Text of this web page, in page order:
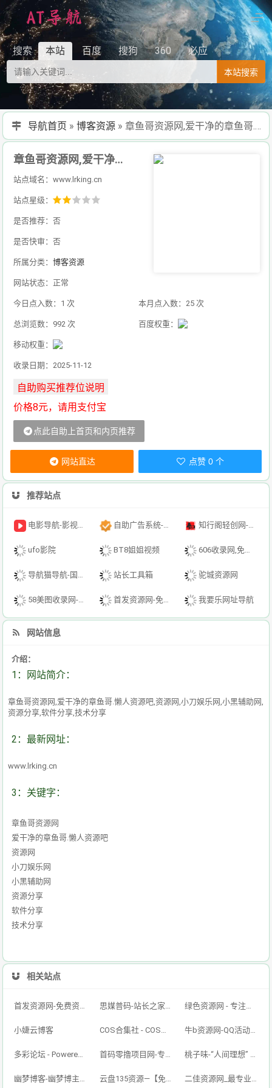
搜索 本站 百度 搜狗 360 必应
本站搜索
导航首页 » 博客资源» 章鱼哥资源网,爱干净的章鱼哥.懒人资源吧,资源网,小刀娱乐网,小黑辅助网,资源分享,软件分享,技术分享
章鱼哥资源网,爱干净的章鱼哥.懒人资源吧,资源网,小刀娱乐网,小黑辅助网,资源分享,软件分享,技术分享
站点域名：www.lrking.cn
站点星级：
是否推荐：否
是否快审：否
所属分类： 博客资源
网站状态：正常
今日点入数：1 次 本月点入数：25 次
总浏览数：992 次 百度权重：
移动权重：
收录日期：2025-11-12
价格8元，请用支付宝
点此自助上首页和内页推荐
网站直达 点赞 0 个
推荐站点
电影导航-影视导航-电影搜索-影视搜索-电影站收录 自助广告系统-自助广告源码-自助投放广告插件 知行阁轻创网-分享网络赚钱项目-全网首发副业项目实操平台-副业创业项目网
ufo影院 BT8姐姐视频 606收录网,免费自动秒收录网址,提供自动收录,网站导航大全源码,自动链,友情链接交换。
导航猫导航-国内专业的技术资源网分类平台 站长工具箱 驼城资源网
58美图收录网-自动收录网站-流量交换-自动链 首发资源网-免费资源下载-最新php源码下载-热门资源下载 我要乐网址导航
网站信息
介绍：
1：网站简介：
章鱼哥资源网,爱干净的章鱼哥.懒人资源吧,资源网,小刀娱乐网,小黑辅助网,
资源分享,软件分享,技术分享
2：最新网址：
www.lrking.cn
3：关键字：
章鱼哥资源网
爱干净的章鱼哥.懒人资源吧
资源网
小刀娱乐网
小黑辅助网
资源分享
软件分享
技术分享
相关站点
首发资源网-免费资源下载-最新php源码下载-热门资源下载 思媒普码-站长之家，思媒普码网，Windows系统，php源码，技术之家，电脑疑难解答，SEO优化 绿色资源网 - 专注于网络精品资源分享的绿色软件仓库基地
小婕云博客 COS合集社 - COS写真合集资源站 牛b资源网-QQ活动-资源分享-源码基地-项目分享-安卓绿色软件基地
多彩论坛 - Powered by Discuz! 首码零撸项目网-专注于分享资源-聚合资源分享-免费发文-资源首发网 桃子味-“人间理想” - 一个有意思的网站
幽梦博客-幽梦博主资源源码网幽梦语录文案网幽梦网络幽梦官网幽梦官网 云盘135资源—【免费下载】 - Powered by Discuz! 二佳资源网_最专业的资源收集分享平台,有图有质量的资源教程源码分享